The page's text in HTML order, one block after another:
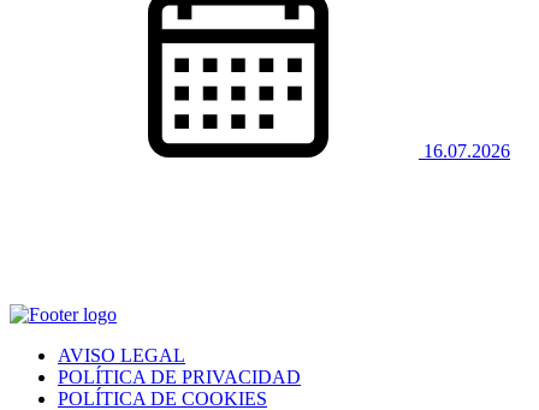
16.07.2026
AVISO LEGAL
POLÍTICA DE PRIVACIDAD
POLÍTICA DE COOKIES